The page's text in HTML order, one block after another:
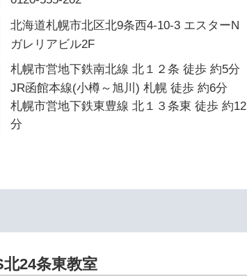
北海道札幌市北区北9条西4-10-3 エスターN
ガレリアビル2F
札幌市営地下鉄南北線 北１２条 徒歩 約5分
JR函館本線(小樽～旭川) 札幌 徒歩 約6分
札幌市営地下鉄東豊線 北１３条東 徒歩 約12
分
24条東教室